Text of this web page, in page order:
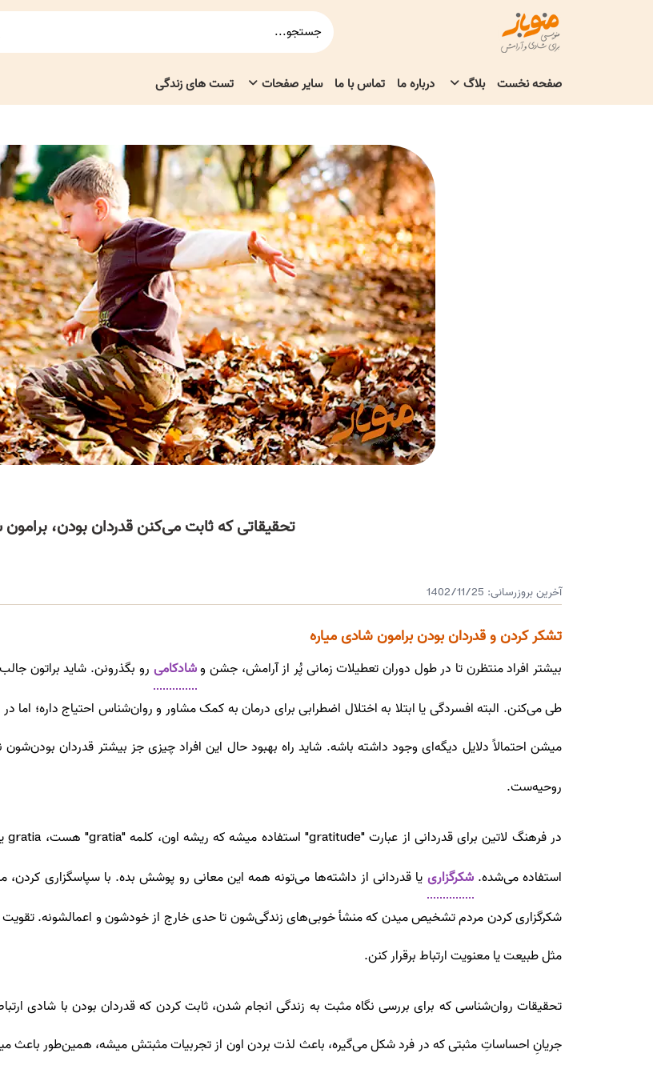
صفحه نخست بلاگ درباره ما تماس با ما سایر صفحات تست های زندگی
تحقیقاتی که ثابت می‌کنن قدردان بودن، برامون
آخرین بروزرسانی: 1402/11/25
تشکر کردن و قدردان بودن برامون شادی میاره
بیشتر افراد منتظرن تا در طول دوران تعطیلات زمانی پُر از آرامش، جشن وشادکامی رو بگذرونن. شاید براتون
طی می‌کنن. البته افسردگی یا ابتلا به اختلال‌ اضطرابی برای درمان به کمک مشاور و روان‌شناس احتیاج داره؛
میشن احتمالاً دلایل دیگه‌ای وجود داشته باشه. شاید راه بهبود حال این افراد چیزی جز بیشتر قدردان
روحیه‌ست.
در فرهنگ لاتین برای قدردانی از عبارت "gratitude" استفاده میشه که ریشه اون، کلمه"gratia"هست، gratia
استفاده می‌شده.شکرگزاری یا قدردانی از داشته‌ها می‌تونه همه این معانی رو پوشش بده. با سپاسگزاری
شکرگزاری کردن مردم تشخیص میدن که منشأ خوبی‌های زندگی‌شون تا حدی خارج از خودشون و اعمالشونه.
مثل طبیعت یا معنویت ارتباط برقرار کنن.
تحقیقات روان‌شناسی‌ که برای بررسی نگاه مثبت به زندگی انجام شدن، ثابت کردن که قدردان بودن با شادی
جریانِ احساساتِ مثبتی که در فرد شکل می‌گیره، باعث لذت بردن اون از تجربیات مثبتش میشه، همین‌طور باعث